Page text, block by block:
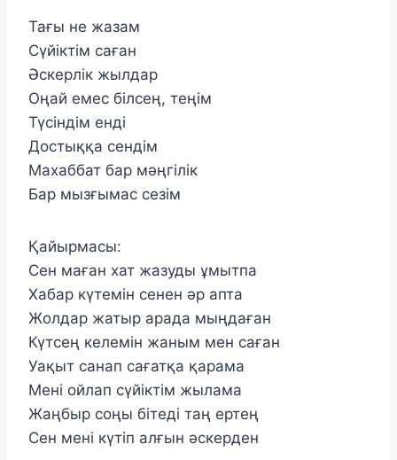
Тағы не жазам
Сүйіктім саған
Әскерлік жылдар
Оңай емес білсең, теңім
Түсіндім енді
Достыққа сендім
Махаббат бар мәңгілік
Бар мызғымас сезім
Қайырмасы:
Сен маған хат жазуды ұмытпа
Хабар күтемін сенен әр апта
Жолдар жатыр арада мыңдаған
Күтсең келемін жаным мен саған
Уақыт санап сағатқа қарама
Мені ойлап сүйіктім жылама
Жаңбыр соңы бітеді таң ертең
Сен мені күтіп алғын әскерден